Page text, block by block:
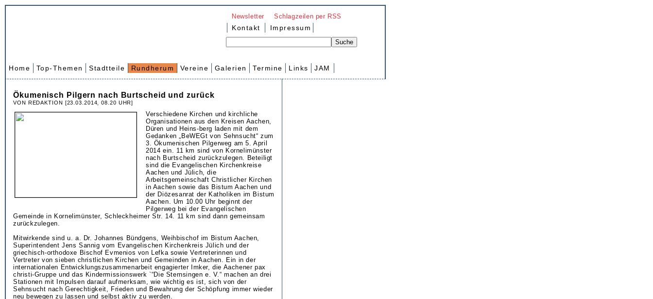
Newsletter Schlagzeilen per RSS
Kontakt Impressum
Home Top-Themen Stadtteile Rundherum Vereine Galerien Termine Links JAM
Ökumenisch Pilgern nach Burtscheid und zurück
VON REDAKTION [23.03.2014, 08.20 UHR]
Verschiedene Kirchen und kirchliche
Organisationen aus den Kreisen Aachen,
Düren und Heins-berg laden mit dem
Gedanken „BeWEGt von Sehnsucht“ zum
3. Ökumenischen Pilgerweg am 5. April
2014 ein. 11 km sind von Kornelimünster
nach Burtscheid zurückzulegen. Beteiligt
sind die Evangelischen Kirchenkreise
Aachen und Jülich, die
Arbeitsgemeinschaft Christlicher Kirchen
in Aachen sowie das Bistum Aachen und
der Diözesanrat der Katholiken im Bistum
Aachen. Um 10.00 Uhr beginnt der
Pilgerweg bei der Evangelischen
Gemeinde in Kornelimünster, Schleckheimer Str. 14. 11 km sind dann gemeinsam
zurückzulegen.
Mitwirkende sind u. a. Dr. Johannes Bündgens, Weihbischof im Bistum Aachen,
Superintendent Jens Sannig vom Evangelischen Kirchenkreis Jülich und der
griechisch-orthodoxe Bischof Evmenios von Lefka sowie Vertreterinnen und
Vertreter von sieben christlichen Kirchen und Gemeinden in Aachen. Ein in der
internationalen Entwicklungszusammenarbeit engagierter Imker, die Aachener pax
christi-Gruppe und das Kindermissionswerk `“Die Sternsingen e. V.“ machen an drei
Stationen mit Impulsen darauf aufmerksam, wie wichtig es ist, sich von der
Sehnsucht nach Gerechtigkeit, Frieden und Bewahrung der Schöpfung immer wieder
neu bewegen zu lassen und selbst aktiv zu werden.